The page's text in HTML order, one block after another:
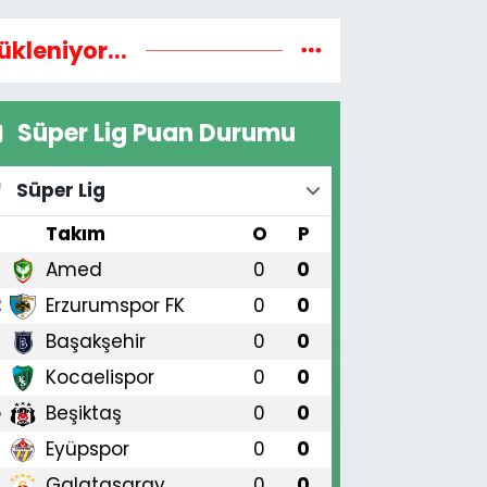
Süper Lig Puan Durumu
Süper Lig
Takım O P
Amed 0 0
Erzurumspor FK 0 0
Başakşehir 0 0
Kocaelispor 0 0
Beşiktaş 0 0
Eyüpspor 0 0